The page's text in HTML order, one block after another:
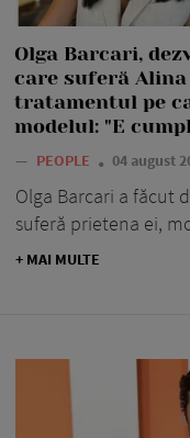
Olga Barcari,
care suferă
tratamentul pe
modelul: "E
— PEOPLE 04 august
Olga Barcari a făcut
suferă prietena ei,
+ MAI MULTE